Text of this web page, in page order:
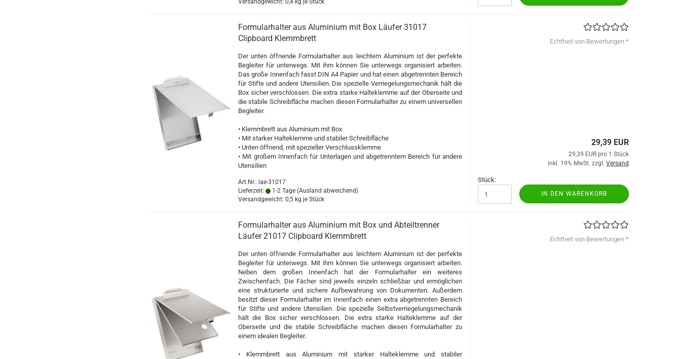
Versandgewicht: 0,4 kg je Stück
Formularhalter aus Aluminium mit Box Läufer 31017
Clipboard Klemmbrett
Der unten öffnende Formularhalter aus leichtem Aluminium ist der perfekte
Begleiter für unterwegs. Mit ihm können Sie unterwegs organisiert arbeiten.
Das große Innenfach fasst DIN A4 Papier und hat einen abgetrennten Bereich
für Stifte und andere Utensilien. Die spezielle Verriegelungsmechanik hält die
Box sicher verschlossen. Die extra starke Halteklemme auf der Oberseite und
die stabile Schreibfläche machen diesen Formularhalter zu einem universellen
Begleiter.
• Klemmbrett aus Aluminium mit Box
• Mit starker Halteklemme und stabiler Schreibfläche
• Unten öffnend, mit spezieller Verschlussklemme
• Mit großem Innenfach für Unterlagen und abgetrenntem Bereich für andere
Utensilien
Art.Nr.: lae-31017
Lieferzeit:
1-2 Tage (Ausland abweichend)
Versandgewicht: 0,5 kg je Stück
Echtheit von Bewertungen *
29,39 EUR
29,39 EUR pro 1 Stück
inkl. 19% MwSt. zzgl. Versand
Stück:
IN DEN WARENKORB
Formularhalter aus Aluminium mit Box und Abteiltrenner
Läufer 21017 Clipboard Klemmbrett
Der unten öffnende Formularhalter aus leichtem Aluminium ist der perfekte
Begleiter für unterwegs. Mit ihm können Sie unterwegs organisiert arbeiten.
Neben dem großen Innenfach hat der Formularhalter ein weiteres
Zwischenfach. Die Fächer sind jeweils einzeln schließbar und ermöglichen
eine strukturierte und sichere Aufbewahrung von Dokumenten. Außerdem
besitzt dieser Formularhalter im Innenfach einen extra abgetrennten Bereich
für Stifte und andere Utensilien. Die spezielle Selbstverriegelungsmechanik
hält die Box sicher verschlossen. Die extra starke Halteklemme auf der
Oberseite und die stabile Schreibfläche machen diesen Formularhalter zu
einem idealen Begleiter.
• Klemmbrett aus Aluminium mit starker Halteklemme und stabiler
Echtheit von Bewertungen *